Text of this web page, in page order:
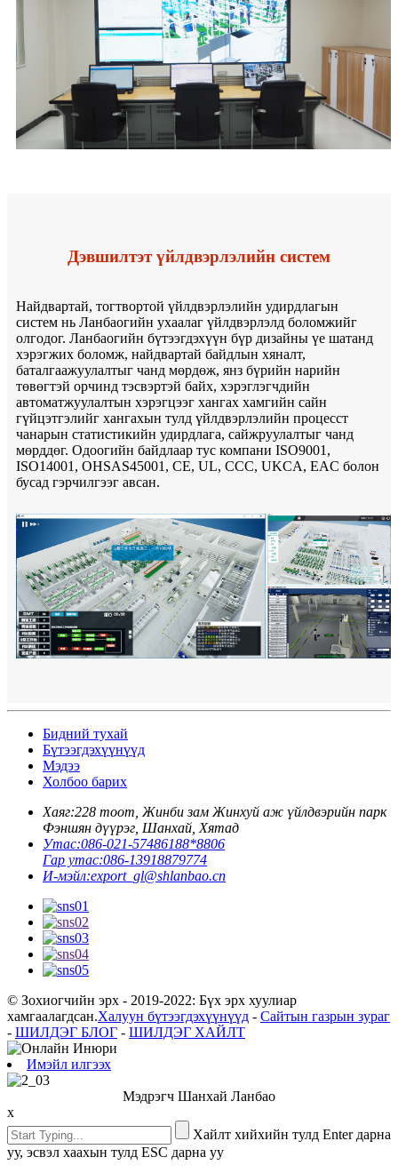
Дэвшилтэт үйлдвэрлэлийн систем
Найдвартай, тогтвортой үйлдвэрлэлийн удирдлагын
систем нь Ланбаогийн ухаалаг үйлдвэрлэлд боломжийг
олгодог. Ланбаогийн бүтээгдэхүүн бүр дизайны үе шатанд
хэрэгжих боломж, найдвартай байдлын хяналт,
баталгаажуулалтыг чанд мөрдөж, янз бүрийн нарийн
төвөгтэй орчинд тэсвэртэй байх, хэрэглэгчдийн
автоматжуулалтын хэрэгцээг хангах хамгийн сайн
гүйцэтгэлийг хангахын тулд үйлдвэрлэлийн процесст
чанарын статистикийн удирдлага, сайжруулалтыг чанд
мөрддөг. Одоогийн байдлаар тус компани ISO9001,
ISO14001, OHSAS45001, CE, UL, CCC, UKCA, EAC болон
бусад гэрчилгээг авсан.
Бидний тухай
Бүтээгдэхүүнүүд
Мэдээ
Холбоо барих
Хаяг:228 тоот, Жинби зам Жинхуй аж үйлдвэрийн парк
Фэншян дүүрэг, Шанхай, Хятад
Утас:086-021-57486188*8806
Гар утас:086-13918879774
И-мэйл:export_gl@shlanbao.cn
© Зохиогчийн эрх - 2019-2022: Бүх эрх хуулиар
хамгаалагдсан.Халуун бүтээгдэхүүнүүд - Сайтын газрын зураг
- ШИЛДЭГ БЛОГ - ШИЛДЭГ ХАЙЛТ
Имэйл илгээх
Мэдрэгч Шанхай Ланбао
x
Хайлт хийхийн тулд Enter дарна
уу, эсвэл хаахын тулд ESC дарна уу